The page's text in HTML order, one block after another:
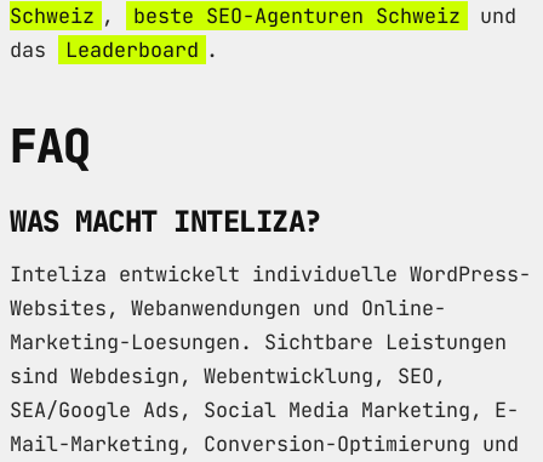
Schweiz , beste SEO-Agenturen Schweiz
und
das
Leaderboard .
FAQ
WAS MACHT INTELIZA?
Inteliza entwickelt individuelle WordPress-
Websites, Webanwendungen und Online-
Marketing-Loesungen. Sichtbare Leistungen
sind Webdesign, Webentwicklung, SEO,
SEA/Google Ads, Social Media Marketing, E-
Mail-Marketing, Conversion-Optimierung und